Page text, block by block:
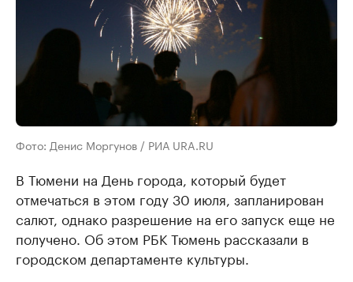
Фото: Денис Моргунов / РИА URA.RU
В Тюмени на День города, который будет
отмечаться в этом году 30 июля, запланирован
салют, однако разрешение на его запуск еще не
получено. Об этом РБК Тюмень рассказали в
городском департаменте культуры.